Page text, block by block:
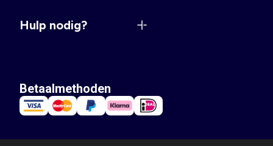
Hulp nodig?
Betaalmethoden